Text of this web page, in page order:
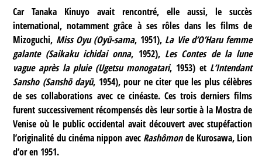
Car Tanaka Kinuyo avait rencontré, elle aussi, le succès
international, notamment grâce à ses rôles dans les films de
Mizoguchi, Miss Oyu (Oyū-sama, 1951), La Vie d’O’Haru femme
galante (Saikaku ichidai onna, 1952), Les Contes de la lune
vague après la pluie (Ugetsu monogatari, 1953) et L’Intendant
Sansho (Sanshō dayū, 1954), pour ne citer que les plus célèbres
de ses collaborations avec ce cinéaste. Ces trois derniers films
furent successivement récompensés dès leur sortie à la Mostra de
Venise où le public occidental avait découvert avec stupéfaction
l’originalité du cinéma nippon avec Rashômonde Kurosawa, Lion
d’or en 1951.